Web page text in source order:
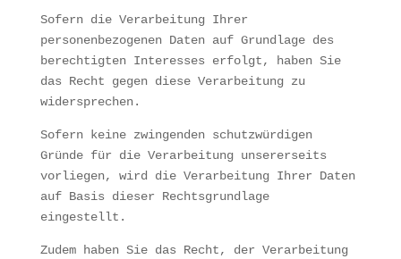
Sofern die Verarbeitung Ihrer
personenbezogenen Daten auf Grundlage des
berechtigten Interesses erfolgt, haben Sie
das Recht gegen diese Verarbeitung zu
widersprechen.
Sofern keine zwingenden schutzwürdigen
Gründe für die Verarbeitung unsererseits
vorliegen, wird die Verarbeitung Ihrer Daten
auf Basis dieser Rechtsgrundlage
eingestellt.
Zudem haben Sie das Recht, der Verarbeitung